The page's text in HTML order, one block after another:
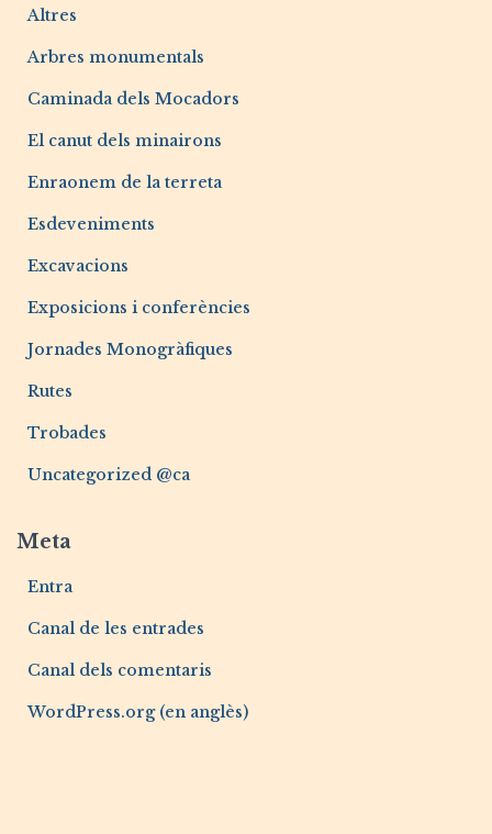
Altres
Arbres monumentals
Caminada dels Mocadors
El canut dels minairons
Enraonem de la terreta
Esdeveniments
Excavacions
Exposicions i conferències
Jornades Monogràfiques
Rutes
Trobades
Uncategorized @ca
Meta
Entra
Canal de les entrades
Canal dels comentaris
WordPress.org (en anglès)